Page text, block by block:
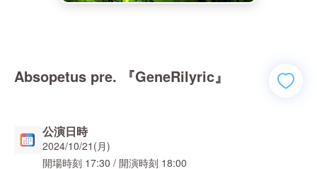
Absopetus pre. 『GeneRilyric』
公演日時
2024/10/21(月)
開場時刻 17:30 / 開演時刻 18:00